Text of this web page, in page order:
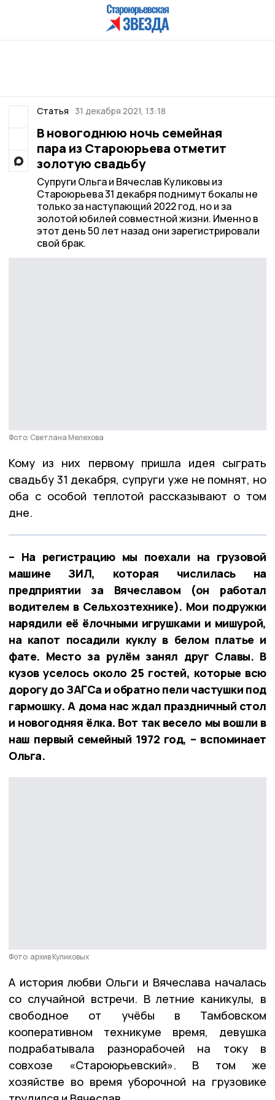
Статья 31 декабря 2021, 13:18
В новогоднюю ночь семейная
пара из Староюрьева отметит
золотую свадьбу
Супруги Ольга и Вячеслав Куликовы из
Староюрьева 31 декабря поднимут бокалы не
только за наступающий 2022 год, но и за
золотой юбилей совместной жизни. Именно в
этот день 50 лет назад они зарегистрировали
свой брак.
Фото: Светлана Мелехова
Кому из них первому пришла идея сыграть
свадьбу 31 декабря, супруги уже не помнят, но
оба с особой теплотой рассказывают о том
дне.
– На регистрацию мы поехали на грузовой
машине ЗИЛ, которая числилась на
предприятии за Вячеславом (он работал
водителем в Сельхозтехнике). Мои подружки
нарядили её ёлочными игрушками и мишурой,
на капот посадили куклу в белом платье и
фате. Место за рулём занял друг Славы. В
кузов уселось около 25 гостей, которые всю
дорогу до ЗАГСа и обратно пели частушки под
гармошку. А дома нас ждал праздничный стол
и новогодняя ёлка. Вот так весело мы вошли в
наш первый семейный 1972 год, – вспоминает
Ольга.
Фото: архив Куликовых
А история любви Ольги и Вячеслава началась
со случайной встречи. В летние каникулы, в
свободное от учёбы в Тамбовском
кооперативном техникуме время, девушка
подрабатывала разнорабочей на току в
совхозе «Староюрьевский». В том же
хозяйстве во время уборочной на грузовике